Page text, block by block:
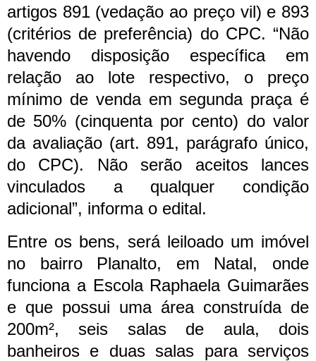
artigos 891 (vedação ao preço vil) e 893
(critérios de preferência) do CPC. “Não
havendo disposição específica em
relação ao lote respectivo, o preço
mínimo de venda em segunda praça é
de 50% (cinquenta por cento) do valor
da avaliação (art. 891, parágrafo único,
do CPC). Não serão aceitos lances
vinculados a qualquer condição
adicional”, informa o edital.
Entre os bens, será leiloado um imóvel
no bairro Planalto, em Natal, onde
funciona a Escola Raphaela Guimarães
e que possui uma área construída de
200m², seis salas de aula, dois
banheiros e duas salas para serviços